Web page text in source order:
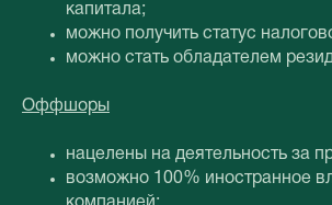
капитала;
можно получить статус
можно стать обладателем
Оффшоры
нацелены на деятельность за
возможно 100% иностранное